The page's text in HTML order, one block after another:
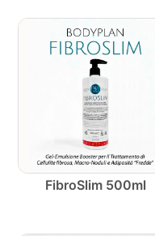
FibroSlim 500ml